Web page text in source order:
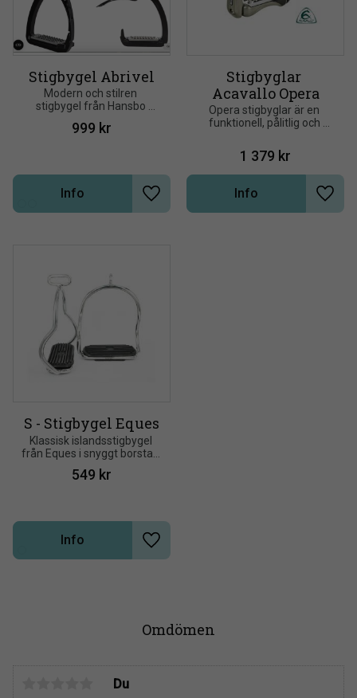
Omdömen
Du
Stigbygel Abrivel
​Modern och stilren
stigbygel från Hansbo
Sport med ytterbåge i plast
som öppnar sig nedtill vid
999 kr
Lägg till i önskelista
Info
Stigbyglar
Acavallo Opera
Opera stigbyglar är en
funktionell, pålitlig och
ACAVALLO
1 379 kr
Lägg
Info
S - Stigbygel Eques
Klassisk islandsstigbygel
från Eques i snyggt borstad
metal, ger optimal
placering av foten
549 kr
Lägg till i önskelista
Info